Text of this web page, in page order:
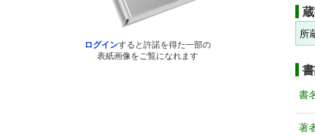
ログインすると許諾を得た一部の
表紙画像をご覧になれます
所
書
著